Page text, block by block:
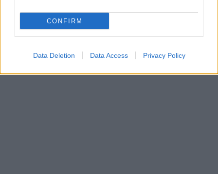
CONFIRM
Data Deletion Data Access Privacy Policy